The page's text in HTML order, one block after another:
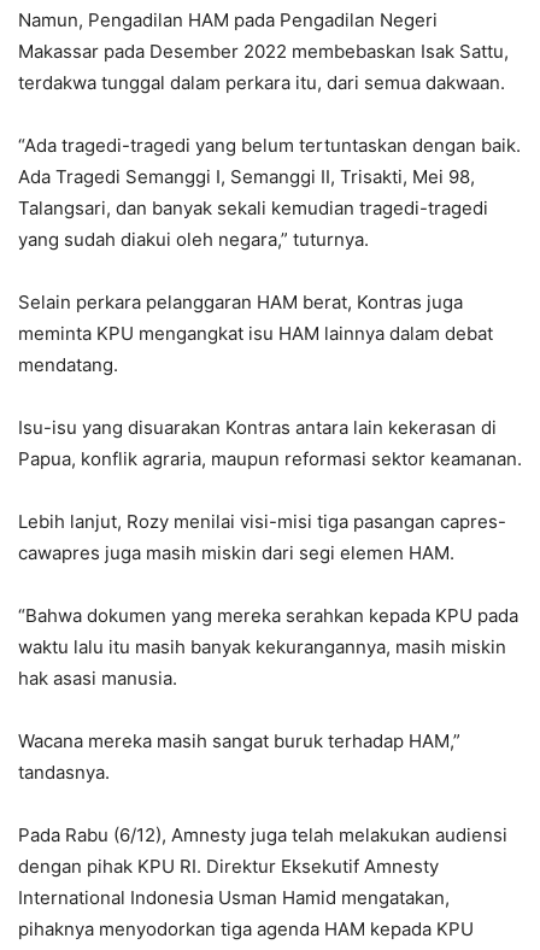
Namun, Pengadilan HAM pada Pengadilan Negeri
Makassar pada Desember 2022 membebaskan Isak Sattu,
terdakwa tunggal dalam perkara itu, dari semua dakwaan.
“Ada tragedi-tragedi yang belum tertuntaskan dengan baik.
Ada Tragedi Semanggi I, Semanggi II, Trisakti, Mei 98,
Talangsari, dan banyak sekali kemudian tragedi-tragedi
yang sudah diakui oleh negara,” tuturnya.
Selain perkara pelanggaran HAM berat, Kontras juga
meminta KPU mengangkat isu HAM lainnya dalam debat
mendatang.
Isu-isu yang disuarakan Kontras antara lain kekerasan di
Papua, konflik agraria, maupun reformasi sektor keamanan.
Lebih lanjut, Rozy menilai visi-misi tiga pasangan capres-
cawapres juga masih miskin dari segi elemen HAM.
“Bahwa dokumen yang mereka serahkan kepada KPU pada
waktu lalu itu masih banyak kekurangannya, masih miskin
hak asasi manusia.
Wacana mereka masih sangat buruk terhadap HAM,”
tandasnya.
Pada Rabu (6/12), Amnesty juga telah melakukan audiensi
dengan pihak KPU RI. Direktur Eksekutif Amnesty
International Indonesia Usman Hamid mengatakan,
pihaknya menyodorkan tiga agenda HAM kepada KPU